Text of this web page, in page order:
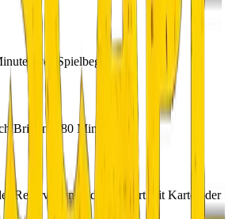
vor Spielbeginn.
Briefing: 80 Minuten
Reservierung oder vor Ort mit Karte oder